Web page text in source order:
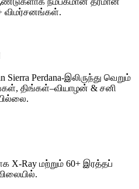
விமர்சனங்கள்.
Sierra Perdana-இலிருந்து வெறும்
திங்கள்–வியாழன் & சனி
X-Ray மற்றும் 60+ இரத்தப்